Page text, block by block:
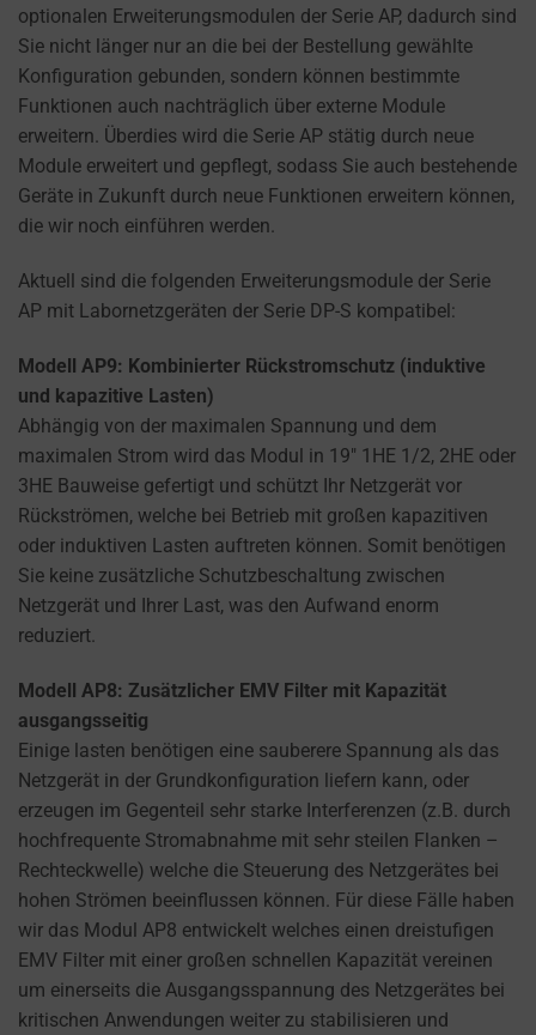
optionalen Erweiterungsmodulen der Serie AP, dadurch sind
Sie nicht länger nur an die bei der Bestellung gewählte
Konfiguration gebunden, sondern können bestimmte
Funktionen auch nachträglich über externe Module
erweitern. Überdies wird die Serie AP stätig durch neue
Module erweitert und gepflegt, sodass Sie auch bestehende
Geräte in Zukunft durch neue Funktionen erweitern können,
die wir noch einführen werden.
Aktuell sind die folgenden Erweiterungsmodule der Serie
AP mit Labornetzgeräten der Serie DP-S kompatibel:
Modell AP9: Kombinierter Rückstromschutz (induktive
und kapazitive Lasten)
Abhängig von der maximalen Spannung und dem
maximalen Strom wird das Modul in 19″ 1HE 1/2, 2HE oder
3HE Bauweise gefertigt und schützt Ihr Netzgerät vor
Rückströmen, welche bei Betrieb mit großen kapazitiven
oder induktiven Lasten auftreten können. Somit benötigen
Sie keine zusätzliche Schutzbeschaltung zwischen
Netzgerät und Ihrer Last, was den Aufwand enorm
reduziert.
Modell AP8: Zusätzlicher EMV Filter mit Kapazität
ausgangsseitig
Einige lasten benötigen eine sauberere Spannung als das
Netzgerät in der Grundkonfiguration liefern kann, oder
erzeugen im Gegenteil sehr starke Interferenzen (z.B. durch
hochfrequente Stromabnahme mit sehr steilen Flanken –
Rechteckwelle) welche die Steuerung des Netzgerätes bei
hohen Strömen beeinflussen können. Für diese Fälle haben
wir das Modul AP8 entwickelt welches einen dreistufigen
EMV Filter mit einer großen schnellen Kapazität vereinen
um einerseits die Ausgangsspannung des Netzgerätes bei
kritischen Anwendungen weiter zu stabilisieren und
explains
how
you
manage
your
preferences.